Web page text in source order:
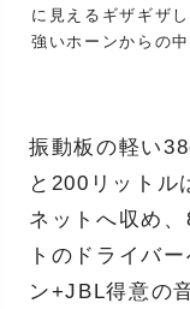
に見えるギザギザ
強いホーンからの
振動板の軽い
と200リットル
ネットへ収め
トのドライバ
ン+JBL得意の